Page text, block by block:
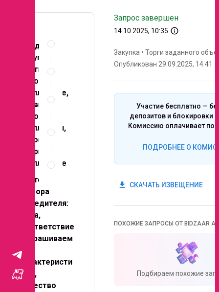
Спецификация
критерии
проведения
Предмет
закупки:
костюмы
рабочие
утепленные,
обувь
рабочая
утепленная,
головные
уборы
утепленные
Критерии
выбора
победителя:
цена,
соответствие
запрашиваем
ым
характеристи
кам,
качество
Запрос завершен
14.10.2025, 10:35 info_outline
Закупка • Торги заданного
Опубликован 29.09.2025, 14:41
Участие бесплатно —
депозитов и блокировки
Комиссию оплачивает
ПОДРОБНЕЕ О
get_app СКАЧАТЬ ИЗВЕЩЕНИЕ
ПОХОЖИЕ ЗАПРОСЫ ОТ BIDZAAR AI
Подбираем похожие